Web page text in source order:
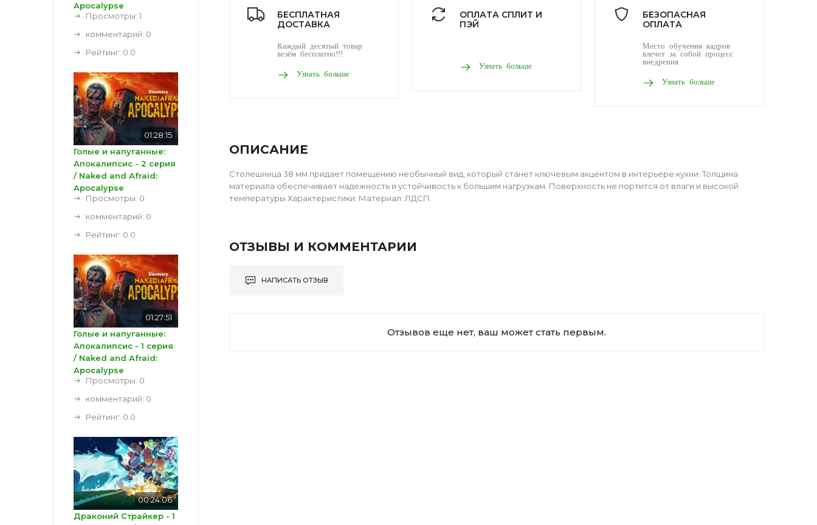
БЕСПЛАТНАЯ
ДОСТАВКА
Каждый десятый товар
везём бесплатно!!!
Узнать больше
ОПЛАТА СПЛИТ И
ПЭЙ
Узнать больше
БЕЗОПАСНАЯ
ОПЛАТА
Место обучения кадров
влечет за собой процесс
внедрения
Узнать больше
ОПИСАНИЕ
Столешница 38 мм придает помещению необычный вид, который станет ключевым акцентом в интерьере кухни. Толщина
материала обеспечивает надежность и устойчивость к большим нагрузкам. Поверхность не портится от влаги и высокой
температуры Характеристики: Материал: ЛДСП.
ОТЗЫВЫ И КОММЕНТАРИИ
НАПИСАТЬ ОТЗЫВ
Отзывов еще нет, ваш может стать первым.
Apocalypse
Просмотры: 1
комментарий: 0
Рейтинг: 0.0
01:28:15
Голые и напуганные:
Апокалипсис - 2 серия
/ Naked and Afraid:
Apocalypse
Просмотры: 0
комментарий: 0
Рейтинг: 0.0
01:27:51
Голые и напуганные:
Апокалипсис - 1 серия
/ Naked and Afraid:
Apocalypse
Просмотры: 0
комментарий: 0
Рейтинг: 0.0
00:24:06
Драконий Страйкер - 1